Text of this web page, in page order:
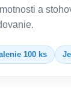
a
100 ks